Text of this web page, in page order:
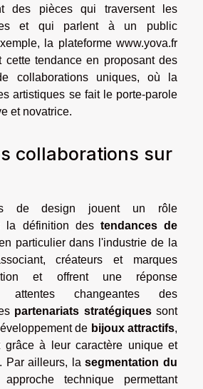
des pièces qui traversent les
et qui parlent à un public
la plateforme www.yova.fr
cette tendance en proposant des
collaborations uniques, où la
artistiques se fait le porte-parole
et novatrice.
collaborations sur
de design jouent un rôle
la définition des tendances de
particulier dans l'industrie de la
créateurs et marques
et offrent une réponse
attentes changeantes des
partenariats stratégiquessont
de bijoux attractifs,
grâce à leur caractère unique et
Par ailleurs, lasegmentation du
technique permettant